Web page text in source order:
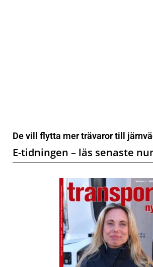
De vill flytta mer trävaror till
E-tidningen – läs senaste